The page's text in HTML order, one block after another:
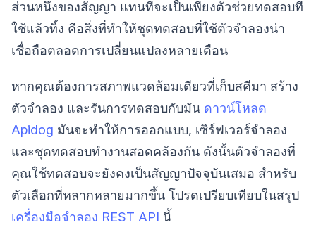
ส่วนหนึ่งของสัญญา แทนที่จะเป็นเพียงตัวช่วยทดสอบที่
ใช้แล้วทิ้ง คือสิ่งที่ทำให้ชุดทดสอบที่ใช้ตัวจำลองน่า
เชื่อถือตลอดการเปลี่ยนแปลงหลายเดือน
หากคุณต้องการสภาพแวดล้อมเดียวที่เก็บสคีมา สร้าง
ตัวจำลอง และรันการทดสอบกับมัน ดาวน์โหลด
Apidog มันจะทำให้การออกแบบ, เซิร์ฟเวอร์จำลอง
และชุดทดสอบทำงานสอดคล้องกัน ดังนั้นตัวจำลองที่
คุณใช้ทดสอบจะยังคงเป็นสัญญาปัจจุบันเสมอ สำหรับ
ตัวเลือกที่หลากหลายมากขึ้น โปรดเปรียบเทียบในสรุป
เครื่องมือจำลอง REST API นี้